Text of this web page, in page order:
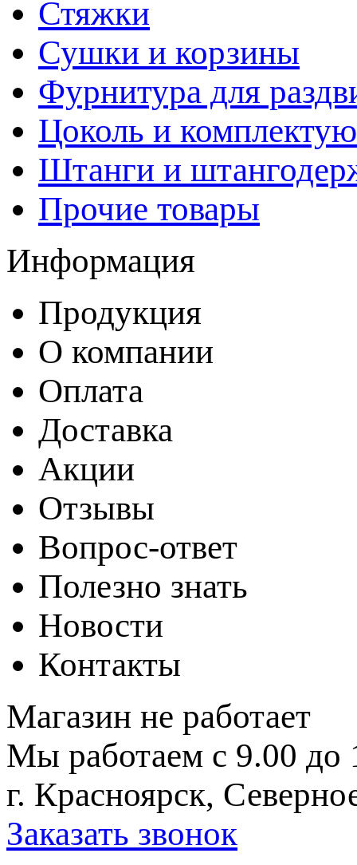
Стяжки
Сушки и корзины
Фурнитура для
Цоколь и
Штанги и
Прочие товары
Информация
Продукция
О компании
Оплата
Доставка
Акции
Отзывы
Вопрос-ответ
Полезно знать
Новости
Контакты
Магазин не работает
Мы работаем с 9.00 до
г. Красноярск,
Заказать звонок